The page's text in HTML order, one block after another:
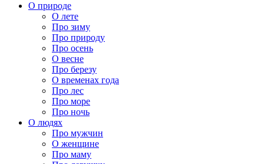
О природе
О лете
Про зиму
Про природу
Про осень
О весне
Про березу
О временах года
Про лес
Про море
Про ночь
О людях
Про мужчин
О женщине
Про маму